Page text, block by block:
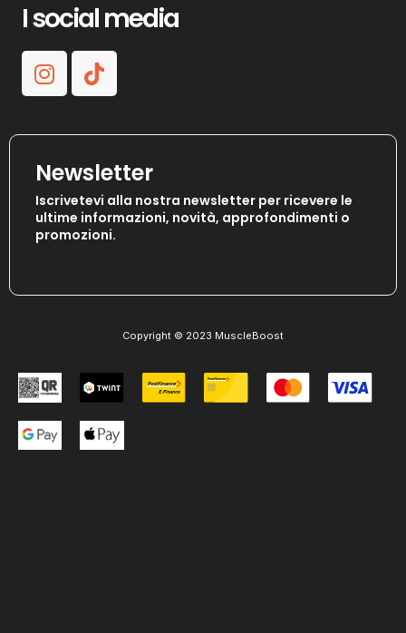
I social media
Newsletter
Iscrivetevi alla nostra newsletter per ricevere le
ultime informazioni, novità, approfondimenti o
promozioni.
Copyright © 2023 MuscleBoost